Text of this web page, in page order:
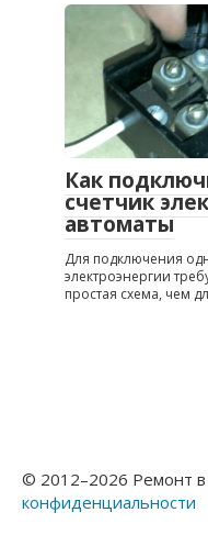
Как
счетчик
автоматы
Для подключения
электроэнергии
простая схема, чем
© 2012–2026 Ремонт в
конфиденциальности